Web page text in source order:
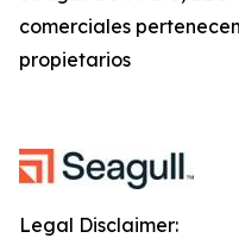
comerciales
propietarios
Legal Disclaimer: